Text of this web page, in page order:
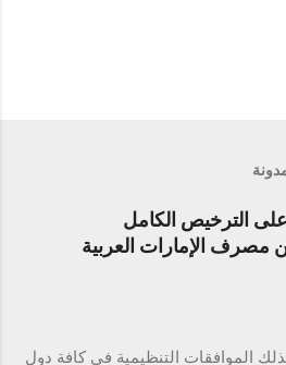
الترخيص الكامل
مصرف الإمارات العربية
الموافقات التنظيمية في كافة دول